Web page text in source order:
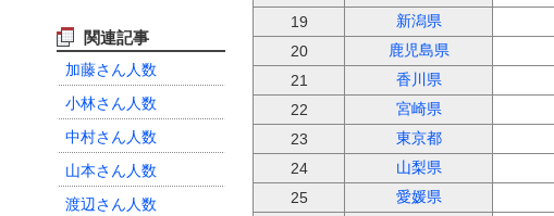
関連記事
加藤さん人数
小林さん人数
中村さん人数
山本さん人数
渡辺さん人数
19
新潟県
20
鹿児島県
21
香川県
22
宮崎県
23
東京都
24
山梨県
25
愛媛県